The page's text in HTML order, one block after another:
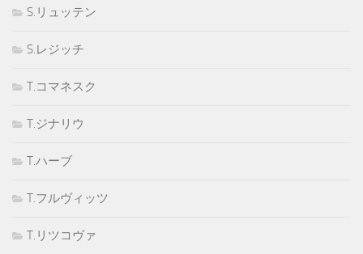
S.リュッテン
S.レジッチ
T.コマネスク
T.ジナリウ
T.ハーブ
T.フルヴィッツ
T.リツコヴァ